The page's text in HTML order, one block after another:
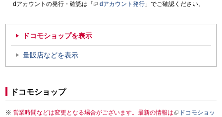
dアカウントの発行・確認は「
dアカウント発行 」でご確認ください。
ドコモショップを表示
量販店などを表示
ドコモショップ
営業時間などは変更となる場合がございます。最新の情報は
ドコモショッ